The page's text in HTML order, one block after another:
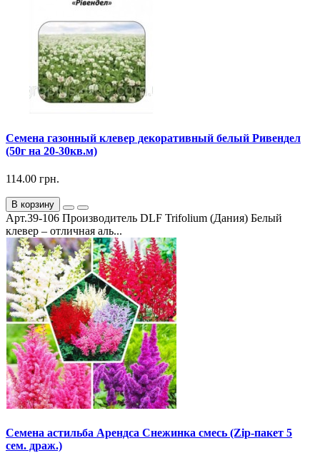
Семена газонный клевер декоративный белый Ривендел
(50г на 20-30кв.м)
114.00 грн.
В корзину
Арт.39-106 Производитель DLF Trifolium (Дания) Белый
клевер – отличная аль...
Семена астильба Арендса Снежинка смесь (Zip-пакет 5
сем. драж.)